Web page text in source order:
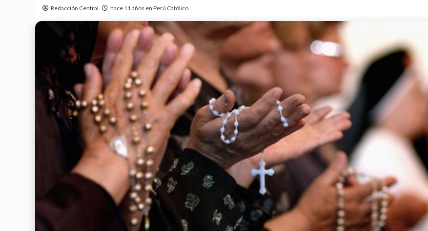
Redacción Central hace 11 años en Perú Católico